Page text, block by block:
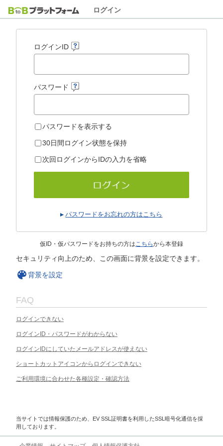
ログイン
ログインID
パスワード
パスワードを表示する
30日間ログイン状態を保持
次回ログインからIDの入力を省略
パスワードをお忘れの方はこちら
仮ID・仮パスワードをお持ちの方はこちらから本登録
セキュリティ向上のため、この画面に背景を設定できます。
背景を設定
FAQ
ログインできない
ログインID・パスワードがわからない
ログインIDにしていたメールアドレスが使えない
ショートカットアイコンからログインできない
ご利用環境に合わせた各種設定・確認方法
当サイトでは情報保護のため、EV SSL証明書を利用したSSL暗号化通信を採
用しております。